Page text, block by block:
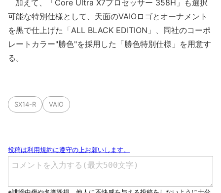
加えて、「Core Ultra X7プロセッサー 358H」も選択
可能な特別仕様として、天面のVAIOロゴとオーナメント
を黒で仕上げた「ALL BLACK EDITION」、同社のコーポ
レートカラー"勝色"を採用した「勝色特別仕様」を用意す
る。
SX14-R VAIO